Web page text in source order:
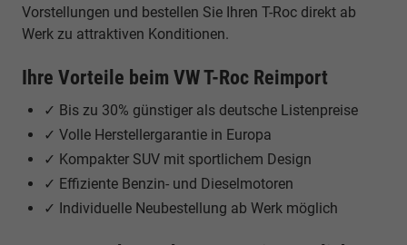
Vorstellungen und bestellen Sie Ihren T-Roc direkt ab
Werk zu attraktiven Konditionen.
Ihre Vorteile beim VW T-Roc Reimport
✓ Bis zu 30% günstiger als deutsche Listenpreise
✓ Volle Herstellergarantie in Europa
✓ Kompakter SUV mit sportlichem Design
✓ Effiziente Benzin- und Dieselmotoren
✓ Individuelle Neubestellung ab Werk möglich